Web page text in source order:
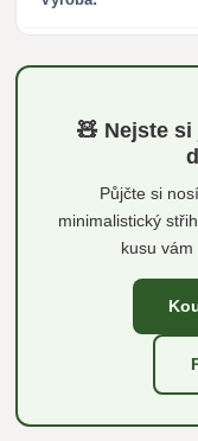
🧸 Nejste
Půjčte si
minimalistický
kusu vám